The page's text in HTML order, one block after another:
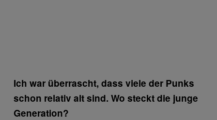
Ich war überrascht, dass viele der Punks
schon relativ alt sind. Wo steckt die junge
Generation?